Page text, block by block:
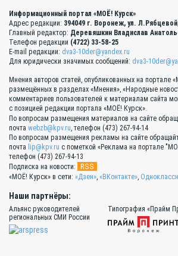
Информационный портал «МОЁ! Курск»
Адрес редакции: 394049 г. Воронеж, ул.
Главный редактор: Деревяшкин Владислав
Телефон редакции (4722) 33-58-25
E-mail редакции: dva3-10der@yandex.ru
Для юридически значимых сообщений: dva3-
Мнения авторов статей, опубликованных на портале
размещённых в разделах «Мнения», «Народные
комментариев пользователей к материалам сайта
с позицией редакции портала «МОЁ! Курск».
По вопросам размещения материалов на сайте
почта webzb@kpv.ru, телефон (473) 267-94-14
По вопросам размещения рекламы на сайте
почта lip@kpv.ru с пометкой «Реклама на портале
телефон (473) 267-94-13
Подписка на новости:
RSS
«МОЁ! Курск» в сети: «Дзен», «ВКонтакте»,
Наши партнёры:
Альянс руководителей
региональных СМИ России
Типография «Прайм